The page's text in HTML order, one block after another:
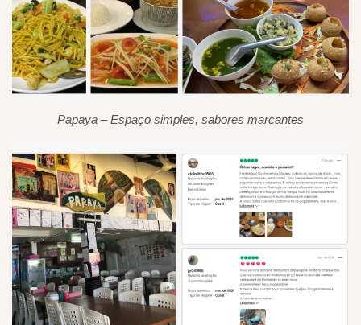
Papaya – Espaço simples, sabores marcantes